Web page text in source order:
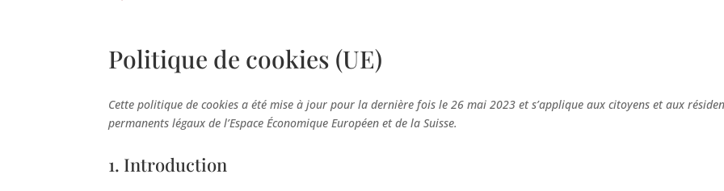
Politique de cookies (UE)
Cette politique de cookies a été mise à jour pour la dernière fois le 26 mai 2023 et s’applique aux citoyens et aux
permanents légaux de l’Espace Économique Européen et de la Suisse.
1. Introduction